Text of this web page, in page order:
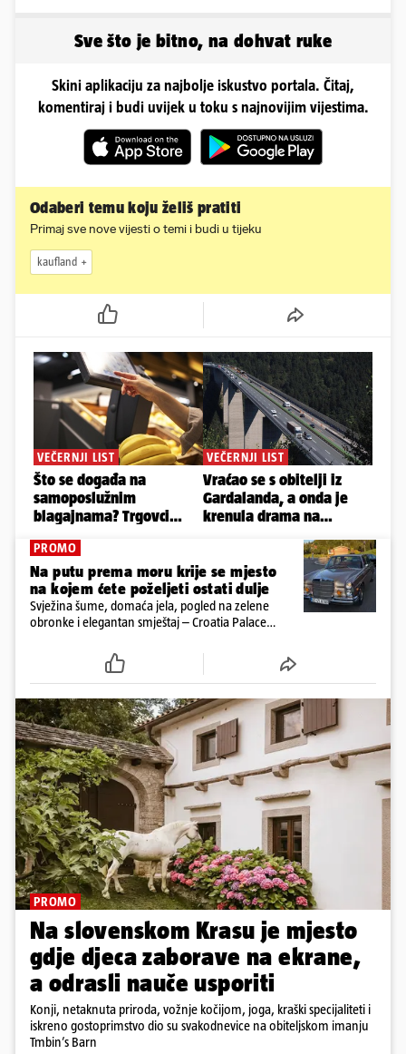
Sve što je bitno, na dohvat ruke
Skini aplikaciju za najbolje iskustvo portala. Čitaj,
komentiraj i budi uvijek u toku s najnovijim vijestima.
Odaberi temu koju želiš pratiti
Primaj sve nove vijesti o temi i budi u tijeku
kaufland
PROMO
Na putu prema moru krije se mjesto
na kojem ćete poželjeti ostati dulje
Svježina šume, domaća jela, pogled na zelene
obronke i elegantan smještaj – Croatia Palace
PROMO
Na slovenskom Krasu je mjesto
gdje djeca zaborave na ekrane,
a odrasli nauče usporiti
Konji, netaknuta priroda, vožnje kočijom, joga, kraški specijaliteti i
iskreno gostoprimstvo dio su svakodnevice na obiteljskom imanju
Tmbin’s Barn